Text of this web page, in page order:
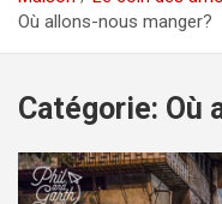
Où allons-nous manger?
Catégorie: Où